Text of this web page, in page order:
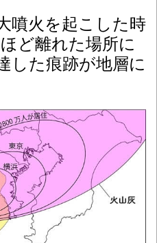
噴火を起こした時
ど離れた場所に
した痕跡が地層に